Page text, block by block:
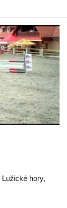
Lužické hory,